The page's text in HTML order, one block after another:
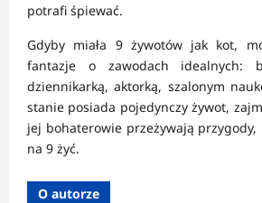
potrafi śpiewać.
Gdyby miała 9 żywotów jak kot,
fantazje o zawodach idealnych:
dziennikarką, aktorką, szalonym
stanie posiada pojedynczy żywot,
jej bohaterowie przeżywają przygody,
na 9 żyć.
O autorze